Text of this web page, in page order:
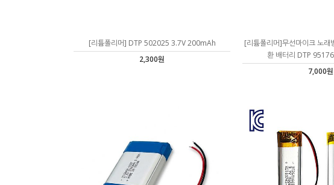
[리튬폴리머] DTP 502025 3.7V 200mAh
2,300원
[리튬폴리머]무선마이크 노래
환 배터리 DTP
7,000원